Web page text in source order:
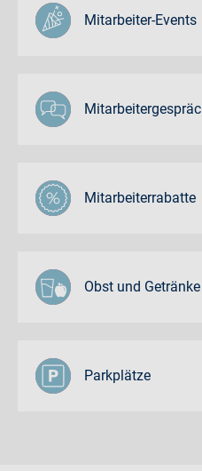
Mitarbeiter-Events
Mitarbeiterrabatte
Obst und Getränke
Parkplätze